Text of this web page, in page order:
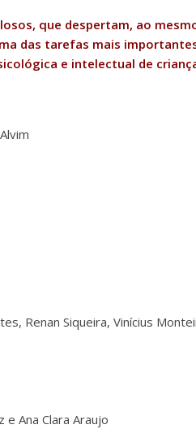
que despertam, ao
das tarefas mais
e intelectual de
Renan Siqueira, Vinícius
e Ana Clara Araujo